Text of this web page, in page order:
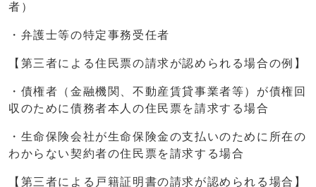
者）
・弁護士等の特定事務受任者
【第三者による住民票の請求が認められる場合の例】
・債権者（金融機関、不動産賃貸事業者等）が債権回
収のために債務者本人の住民票を請求する場合
・生命保険会社が生命保険金の支払いのために所在の
わからない契約者の住民票を請求する場合
【第三者による戸籍証明書の請求が認められる場合】